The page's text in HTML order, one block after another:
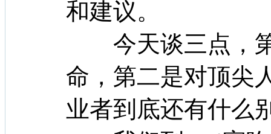
和建议。
今天谈三点，第
命，第二是对顶尖
业者到底还有什么